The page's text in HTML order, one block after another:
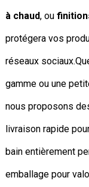
à chaud, ou
protégera vos
réseaux sociaux.
gamme ou une
nous proposons
livraison rapide
bain entièrement
emballage pour